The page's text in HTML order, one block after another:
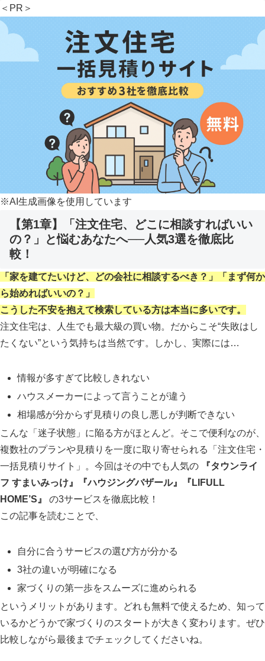
＜PR＞
※AI生成画像を使用しています
【第1章】
「注文住宅、どこに相談すればいい
の？」と悩むあなたへ──人気3選を徹底比
較！
「家を建てたいけど、どの会社に相談するべき？」「まず何か
ら始めればいいの？」
こうした不安を抱えて検索している方は本当に多いです。
注文住宅は、人生でも最大級の買い物。だからこそ“失敗はし
たくない”という気持ちは当然です。しかし、実際には…
情報が多すぎて比較しきれない
ハウスメーカーによって言うことが違う
相場感が分からず見積りの良し悪しが判断できない
こんな「迷子状態」に陥る方がほとんど。そこで便利なのが、
複数社のプランや見積りを一度に取り寄せられる「注文住宅・
一括見積りサイト」。今回はその中でも人気の
『タウンライ
フ すまいみっけ』『ハウジングバザール』『LIFULL
HOME’S』
の3サービスを徹底比較！
この記事を読むことで、
自分に合うサービスの選び方が分かる
3社の違いが明確になる
家づくりの第一歩をスムーズに進められる
というメリットがあります。どれも無料で使えるため、知って
いるかどうかで家づくりのスタートが大きく変わります。ぜひ
比較しながら最後までチェックしてくださいね。